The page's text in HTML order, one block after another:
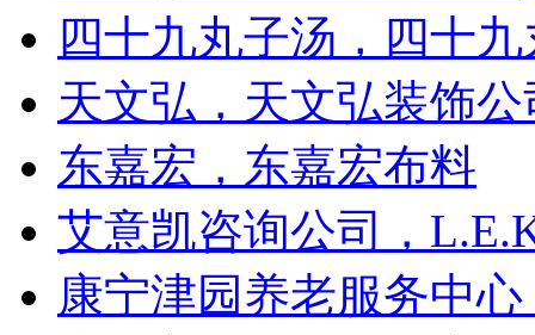
四十九丸子汤，四十
天文弘，天文弘装饰公
东嘉宏，东嘉宏布料
艾意凯咨询公司，
康宁津园养老服务中